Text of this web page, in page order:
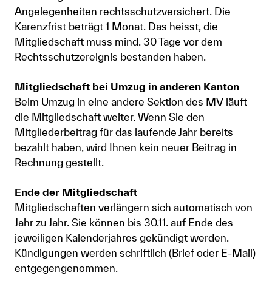
Angelegenheiten rechtsschutzversichert. Die
Karenzfrist beträgt 1 Monat. Das heisst, die
Mitgliedschaft muss mind. 30 Tage vor dem
Rechtsschutzereignis bestanden haben.
Mitgliedschaft bei Umzug in anderen Kanton
Beim Umzug in eine andere Sektion des MV läuft
die Mitgliedschaft weiter. Wenn Sie den
Mitgliederbeitrag für das laufende Jahr bereits
bezahlt haben, wird Ihnen kein neuer Beitrag in
Rechnung gestellt.
Ende der Mitgliedschaft
Mitgliedschaften verlängern sich automatisch von
Jahr zu Jahr. Sie können bis 30.11. auf Ende des
jeweiligen Kalenderjahres gekündigt werden.
Kündigungen werden schriftlich (Brief oder E-Mail)
entgegengenommen.